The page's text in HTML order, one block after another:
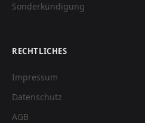
Sonderkündigung
RECHTLICHES
Impressum
Datenschutz
AGB